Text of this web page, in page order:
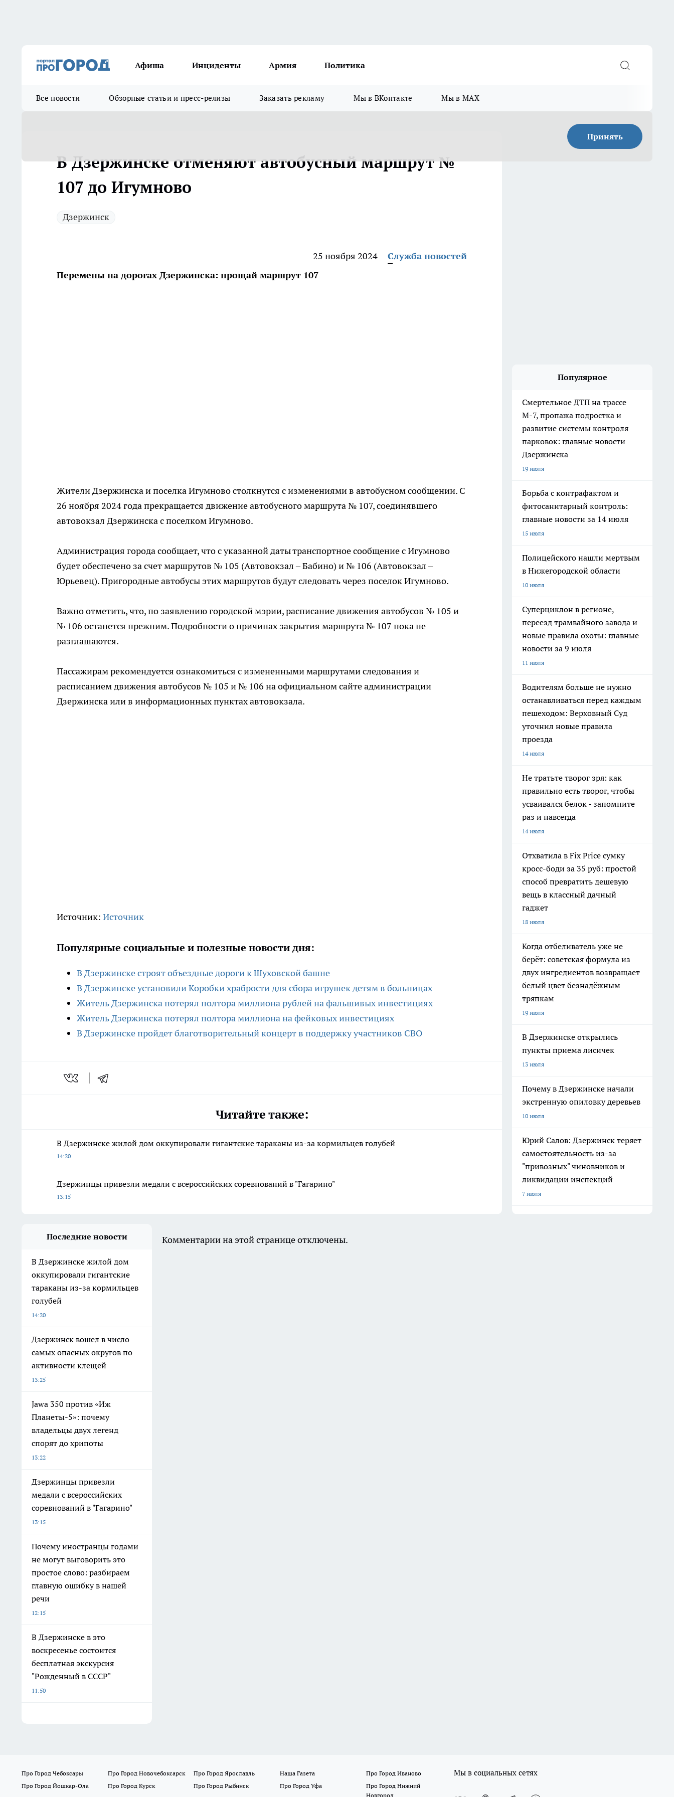
Афиша Инциденты Армия Политика
Все новости Обзорные статьи и пресс-релизы Заказать рекламу Мы в ВКонтакте Мы в MAX
Принять
В Дзержинске отменяют автобусный маршрут №
107 до Игумново
Дзержинск
25 ноября 2024
Служба новостей
Перемены на дорогах Дзержинска: прощай маршрут 107
Жители Дзержинска и поселка Игумново столкнутся с изменениями в автобусном сообщении. С
26 ноября 2024 года прекращается движение автобусного маршрута № 107, соединявшего
автовокзал Дзержинска с поселком Игумново.
Администрация города сообщает, что с указанной даты транспортное сообщение с Игумново
будет обеспечено за счет маршрутов № 105 (Автовокзал – Бабино) и № 106 (Автовокзал –
Юрьевец). Пригородные автобусы этих маршрутов будут следовать через поселок Игумново.
Важно отметить, что, по заявлению городской мэрии, расписание движения автобусов № 105 и
№ 106 останется прежним. Подробности о причинах закрытия маршрута № 107 пока не
разглашаются.
Пассажирам рекомендуется ознакомиться с измененными маршрутами следования и
расписанием движения автобусов № 105 и № 106 на официальном сайте администрации
Дзержинска или в информационных пунктах автовокзала.
Источник: Источник
Популярные социальные и полезные новости дня:
В Дзержинске строят объездные дороги к Шуховской башне
В Дзержинске установили Коробки храбрости для сбора игрушек детям в больницах
Житель Дзержинска потерял полтора миллиона рублей на фальшивых инвестициях
Житель Дзержинска потерял полтора миллиона на фейковых инвестициях
В Дзержинске пройдет благотворительный концерт в поддержку участников СВО
Читайте также:
В Дзержинске жилой дом оккупировали гигантские тараканы из-за кормильцев голубей
14:20
Дзержинцы привезли медали с всероссийских соревнований в "Гагарино"
13:15
Популярное
Смертельное ДТП на трассе
М-7, пропажа подростка и
развитие системы контроля
парковок: главные новости
Дзержинска
19 июля
Борьба с контрафактом и
фитосанитарный контроль:
главные новости за 14 июля
15 июля
Полицейского нашли мертвым
в Нижегородской области
10 июля
Суперциклон в регионе,
переезд трамвайного завода и
новые правила охоты: главные
новости за 9 июля
11 июля
Водителям больше не нужно
останавливаться перед каждым
пешеходом: Верховный Суд
уточнил новые правила
проезда
14 июля
Не тратьте творог зря: как
правильно есть творог, чтобы
усваивался белок - запомните
раз и навсегда
14 июля
Отхватила в Fix Price сумку
кросс-боди за 35 руб: простой
способ превратить дешевую
вещь в классный дачный
гаджет
18 июля
Когда отбеливатель уже не
берёт: советская формула из
двух ингредиентов возвращает
белый цвет безнадёжным
тряпкам
19 июля
В Дзержинске открылись
пункты приема лисичек
13 июля
Почему в Дзержинске начали
экстренную опиловку деревьев
10 июля
Юрий Салов: Дзержинск теряет
самостоятельность из-за
"привозных" чиновников и
ликвидации инспекций
7 июля
Последние новости
В Дзержинске жилой дом
оккупировали гигантские
тараканы из-за кормильцев
голубей
14:20
Дзержинск вошел в число
самых опасных округов по
активности клещей
13:25
Jawa 350 против «Иж
Планеты-5»: почему
владельцы двух легенд
спорят до хрипоты
13:22
Дзержинцы привезли
медали с всероссийских
соревнований в "Гагарино"
13:15
Почему иностранцы годами
не могут выговорить это
простое слово: разбираем
главную ошибку в нашей
речи
12:15
В Дзержинске в это
воскресенье состоится
бесплатная экскурсия
"Рожденный в СССР"
11:50
Комментарии на этой странице отключены.
Про Город Чебоксары Про Город Новочебоксарск Про Город Ярославль Наша Газета
Про Город Иваново
Про Город Йошкар-Ола
Про Город Курск Про Город Рыбинск Про Город Уфа
Про Город Нижний
Новгород
Мы в социальных сетях